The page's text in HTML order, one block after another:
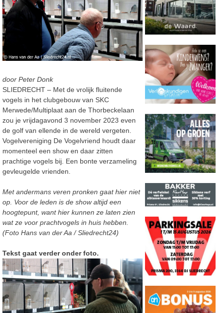
door Peter Donk
SLIEDRECHT – Met de vrolijk fluitende
vogels in het clubgebouw van SKC
Merwede/Multiplaat aan de Thorbeckelaan
zou je vrijdagavond 3 november 2023 even
de golf van ellende in de wereld vergeten.
Vogelvereniging De Vogelvriend houdt daar
momenteel een show en daar zitten
prachtige vogels bij. Een bonte verzameling
gevleugelde vrienden.
Met andermans veren pronken gaat hier niet
op. Voor de leden is de show altijd een
hoogtepunt, want hier kunnen ze laten zien
wat ze voor prachtvogels in huis hebben.
(Foto Hans van der Aa / Sliedrecht24)
Tekst gaat verder onder foto.